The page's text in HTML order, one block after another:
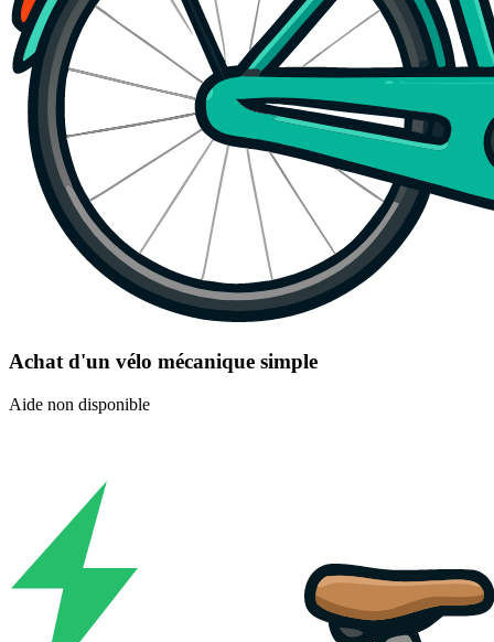
Achat d'un vélo mécanique simple
Aide non disponible